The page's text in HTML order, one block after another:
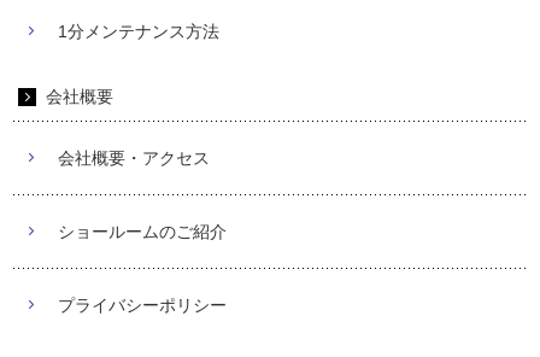
1分メンテナンス方法
会社概要
会社概要・アクセス
ショールームのご紹介
プライバシーポリシー